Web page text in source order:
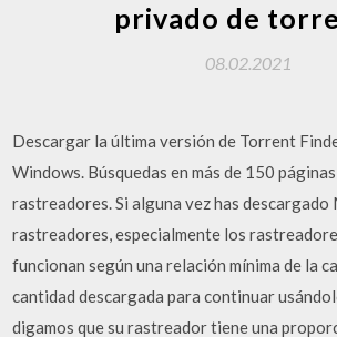
privado de
08.02.2021
Descargar la última versión de Torrent
Windows. Búsquedas en más de 150
rastreadores. Si alguna vez has descargado
rastreadores, especialmente los
funcionan según una relación mínima de la
cantidad descargada para continuar
digamos que su rastreador tiene una